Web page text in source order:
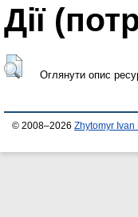
Дії
Оглянути опис
© 2008–2026 Zhytomyr Ivan